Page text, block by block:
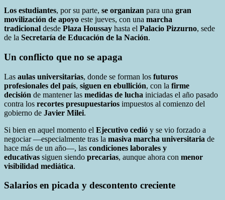
Los estudiantes, por su parte, se organizan para una gran
movilización de apoyo este jueves, con una marcha
tradicional desde Plaza Houssay hasta el Palacio Pizzurno, sede
de la Secretaría de Educación de la Nación.
Un conflicto que no se apaga
Las aulas universitarias, donde se forman los futuros
profesionales del país, siguen en ebullición, con la firme
decisión de mantener las medidas de lucha iniciadas el año pasado
contra los recortes presupuestarios impuestos al comienzo del
gobierno de Javier Milei.
Si bien en aquel momento el Ejecutivo cedió y se vio forzado a
negociar —especialmente tras la masiva marcha universitaria de
hace más de un año—, las condiciones laborales y
educativas siguen siendo precarias, aunque ahora con menor
visibilidad mediática.
Salarios en picada y descontento creciente